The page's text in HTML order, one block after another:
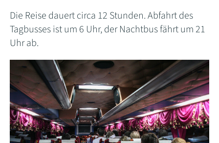
Die Reise dauert circa 12 Stunden. Abfahrt des
Tagbusses ist um 6 Uhr, der Nachtbus fährt um 21
Uhr ab.